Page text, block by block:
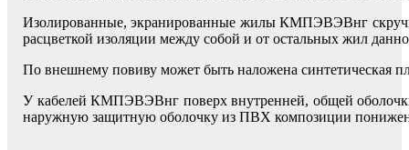
Изолированные, экранированные жилы КМПЭВЭВнг
расцветкой изоляции между собой и от остальных жил
По внешнему повиву может быть наложена синтетическая
У кабелей КМПЭВЭВнг поверх внутренней, общей
наружную защитную оболочку из ПВХ композиции